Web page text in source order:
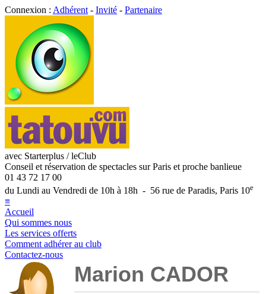
Connexion : Adhérent - Invité - Partenaire
avec Starterplus / leClub
Conseil et réservation de spectacles sur Paris et proche banlieue
01 43 72 17 00
du Lundi au Vendredi de 10h à 18h - 56 rue de Paradis, Paris 10e
≡
Accueil
Qui sommes nous
Les services offerts
Comment adhérer au club
Contactez-nous
Marion CADOR